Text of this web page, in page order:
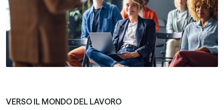
VERSO IL MONDO DEL LAVORO